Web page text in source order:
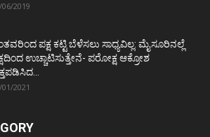
06/2019
ಪಕ್ಷ ಕಟ್ಟಿ ಬೆಳೆಸಲು ಸಾಧ್ಯವಿಲ್ಲ: ಮೈಸೂರಿನಲ್ಲೆ
ಉಚ್ಚಾಟಿಸುತ್ತೇನೆ- ಪರೋಕ್ಷ ಆಕ್ರೋಶ
2021